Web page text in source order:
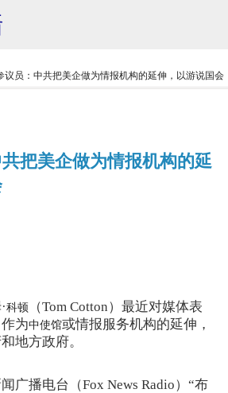
议员：中共把美企做为情报机构的延伸，以游说国会
把美企做为情报机构的延
科顿 （Tom Cotton）最近对媒体表
为中使馆或情报服务机构的延伸，
地方政府。
广播电台（Fox News Radio）“布